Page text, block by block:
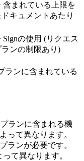
含まれている上限を
キュメントあたり
の使用 (リクエス
ランの制限あり)
ランに含まれている
ランに含まれる機
って異なります。
ランが必要です。
て異なります。